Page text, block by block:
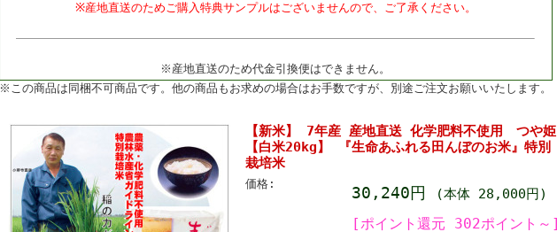
※産地直送のためご購入特典サンプルはございませんので、ご了承ください。
※産地直送のため代金引換便はできません。
※この商品は同梱不可商品です。他の商品もお求めの場合はお手数ですが、別途ご注文お願いいたします。
【新米】 7年産 産地直送 化学肥料不使用 つや姫
【白米20kg】 『生命あふれる田んぼのお米』特別
栽培米
価格: 30,240円 (本体 28,000円)
[ポイント還元 302ポイント～]